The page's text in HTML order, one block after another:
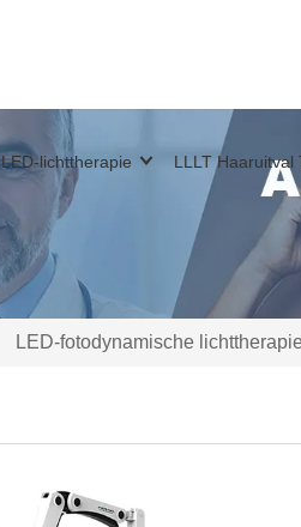
LED-lichttherapie LLLT Haaruitval
LED-fotodynamische